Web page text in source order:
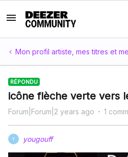
Mon profil artiste, mes titres et
RÉPONDU
icône flèche verte vers
Forum|Forum|2 years ago 1
Y yougouff